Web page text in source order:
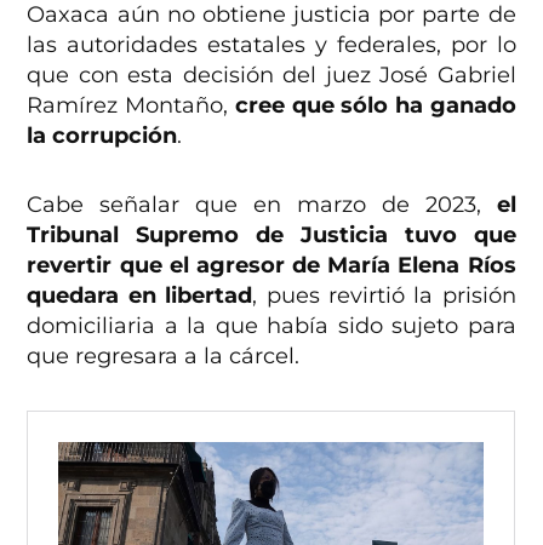
Oaxaca aún no obtiene justicia por parte de
las autoridades estatales y federales, por lo
que con esta decisión del juez José Gabriel
Ramírez Montaño, cree que sólo ha ganado
la corrupción.
Cabe señalar que en marzo de 2023, el
Tribunal Supremo de Justicia tuvo que
revertir que el agresor de María Elena Ríos
quedara en libertad, pues revirtió la prisión
domiciliaria a la que había sido sujeto para
que regresara a la cárcel.